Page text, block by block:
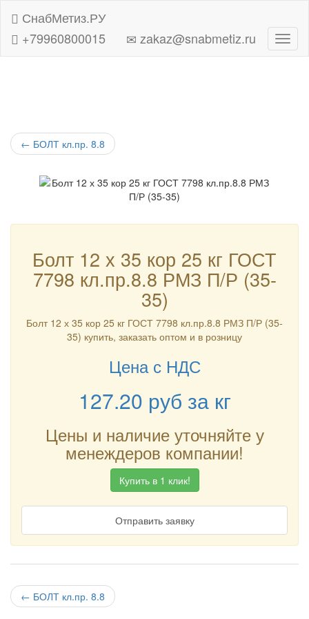
СнабМетиз.РУ
+79960800015
zakaz@snabmetiz.ru
← БОЛТ кл.пр. 8.8
Болт 12 х 35 кор 25 кг ГОСТ
7798 кл.пр.8.8 РМЗ П/Р (35-
35)
Болт 12 х 35 кор 25 кг ГОСТ 7798 кл.пр.8.8 РМЗ П/Р (35-
35) купить, заказать оптом и в розницу
Цена с НДС
127.20 руб за кг
Цены и наличие уточняйте у
менеждеров компании!
Купить в 1 клик!
Отправить заявку
← БОЛТ кл.пр. 8.8